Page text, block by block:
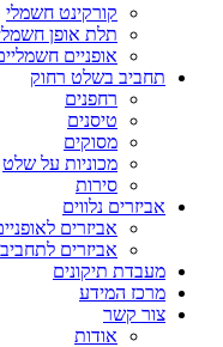
קורקינט חשמלי
תלת אופן
אופניים חשמליים
תחביב בשלט רחוק
רחפנים
טיסנים
מסוקים
מכוניות על שלט
סירות
אביזרים נלווים
אביזרים
אביזרים
מעבדת תיקונים
מרכז המידע
צור קשר
אודות